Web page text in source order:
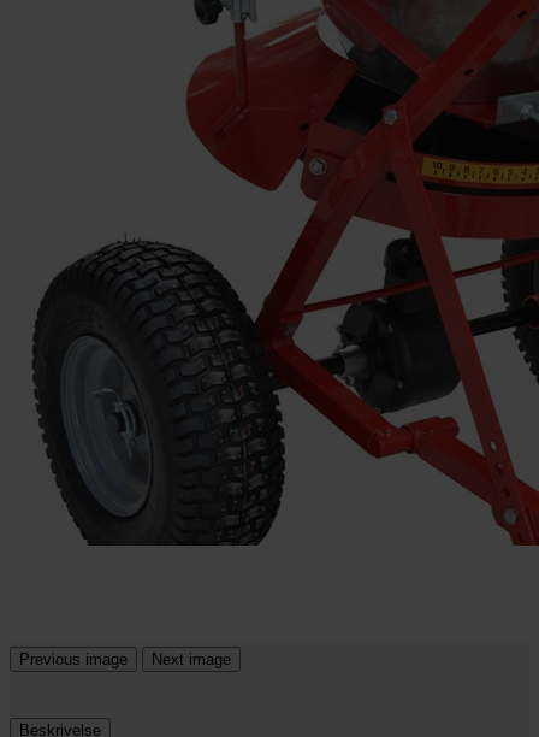
Previous image Next image
Beskrivelse